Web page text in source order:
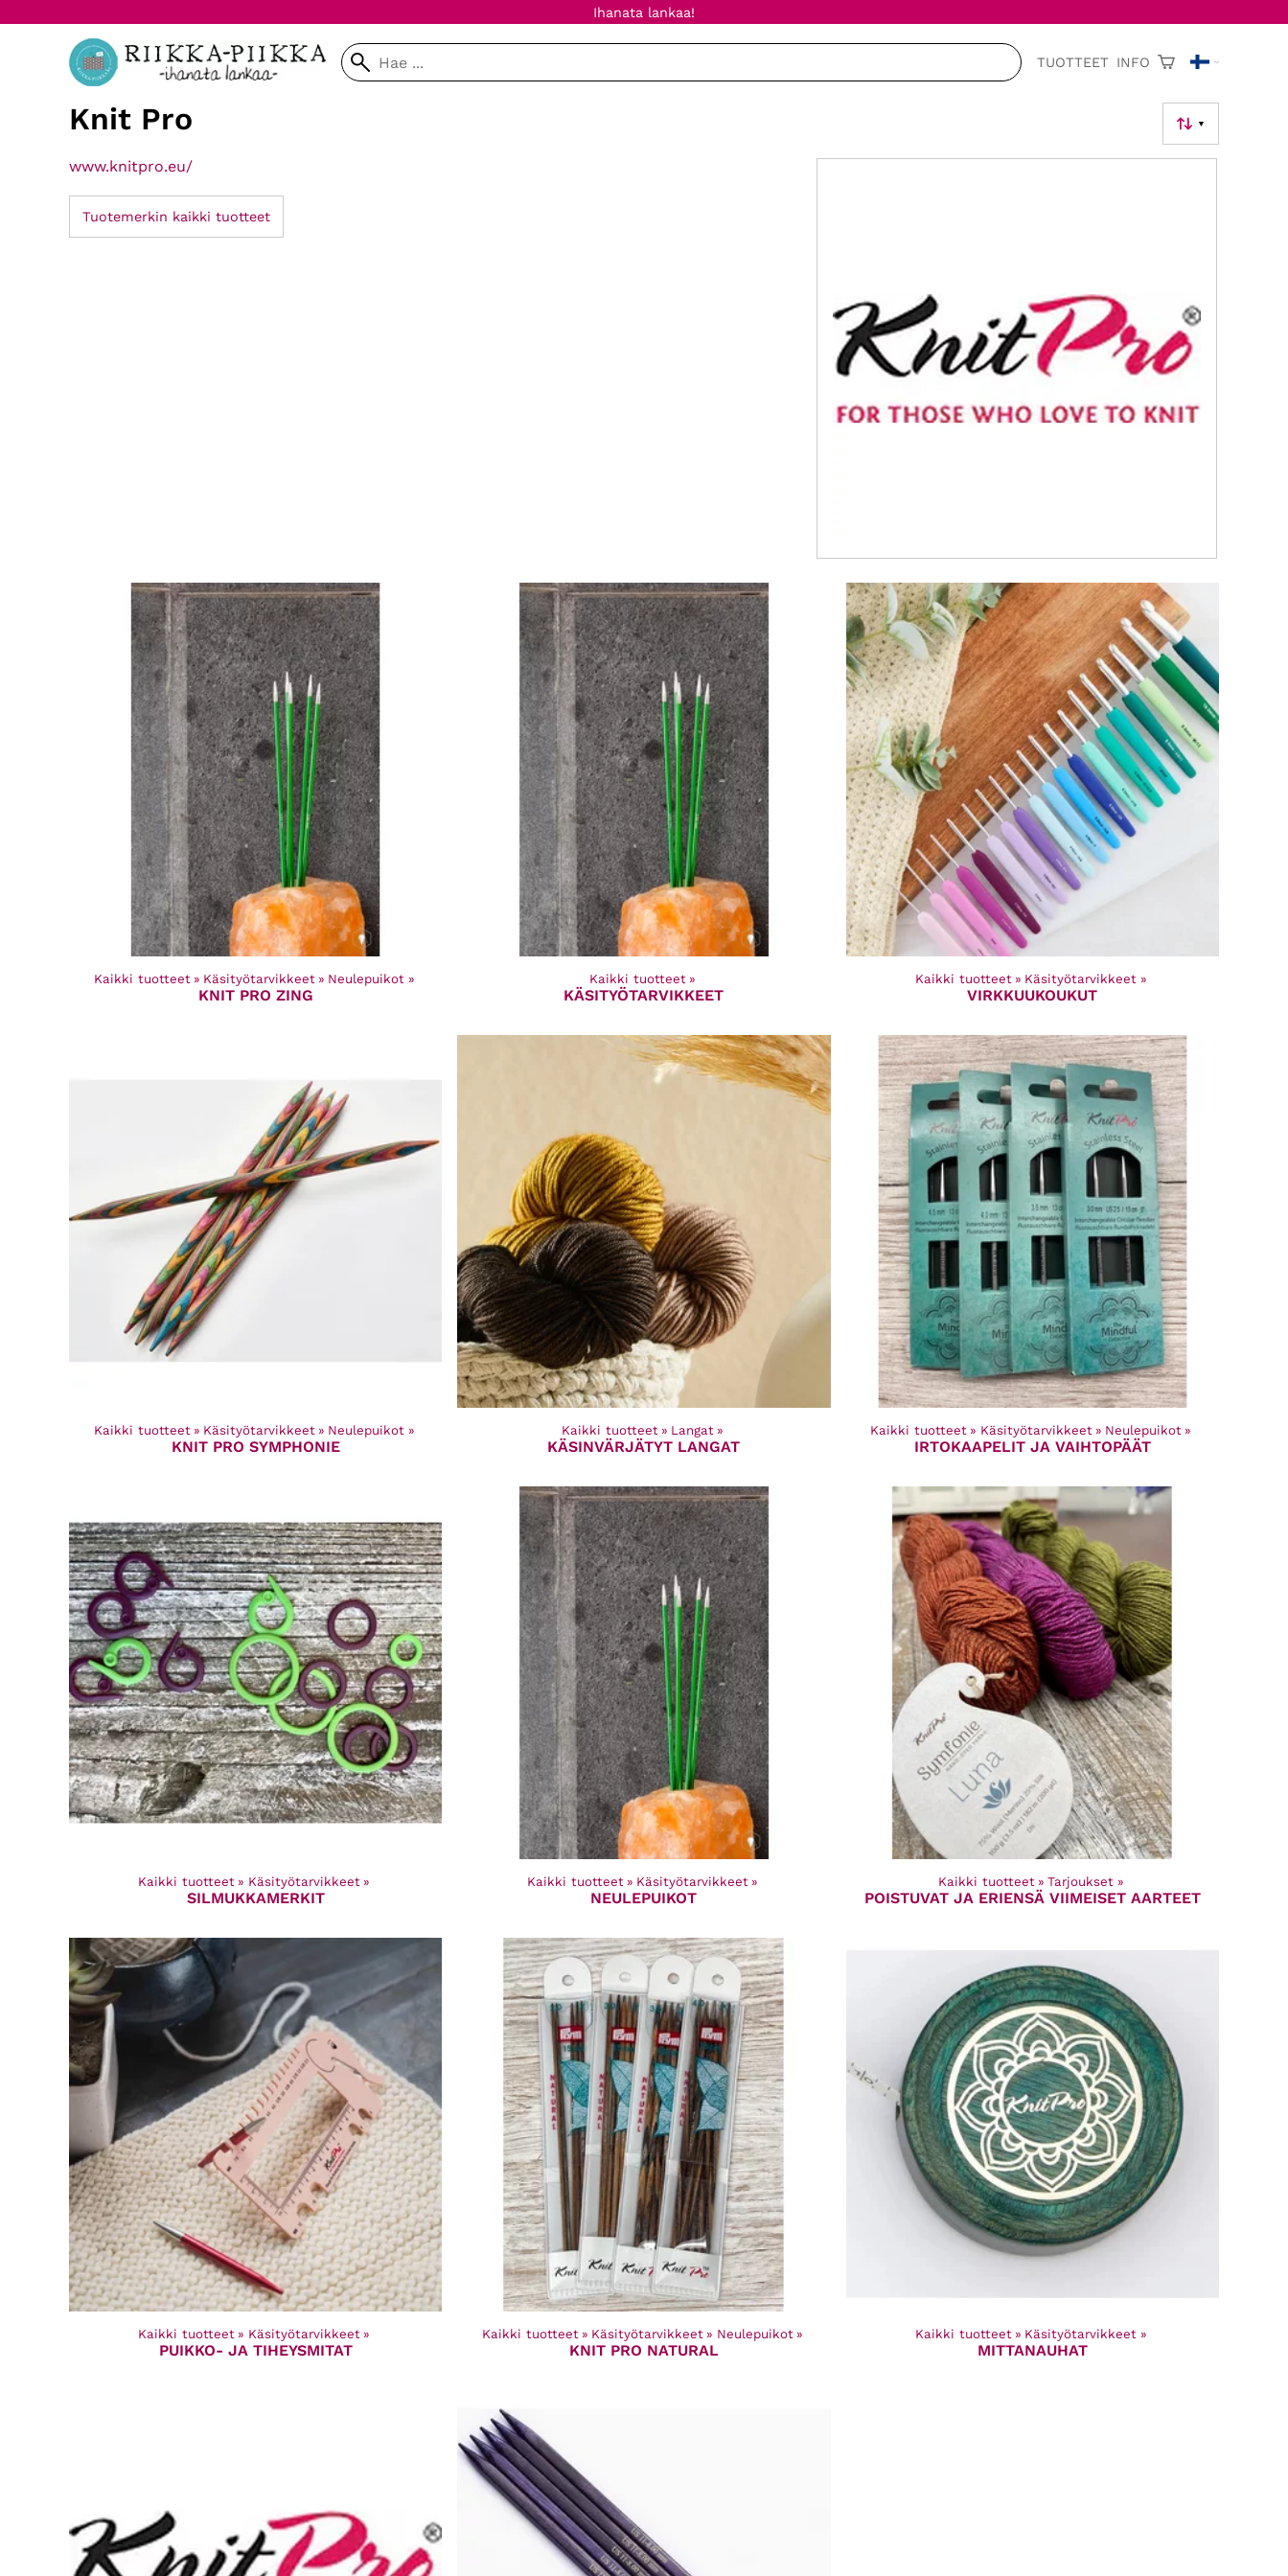
Ihanata lankaa!
TUOTTEET INFO
▼
Knit Pro
www.knitpro.eu/
Tuotemerkin kaikki tuotteet
Kaikki tuotteet ‪» Käsityötarvikkeet ‪» Neulepuikot ‪»
KNIT PRO ZING
Kaikki tuotteet ‪»
KÄSITYÖTARVIKKEET
Kaikki tuotteet ‪» Käsityötarvikkeet ‪»
VIRKKUUKOUKUT
Kaikki tuotteet ‪» Käsityötarvikkeet ‪» Neulepuikot ‪»
KNIT PRO SYMPHONIE
Kaikki tuotteet ‪» Langat ‪»
KÄSINVÄRJÄTYT LANGAT
Kaikki tuotteet ‪» Käsityötarvikkeet ‪» Neulepuikot ‪»
IRTOKAAPELIT JA VAIHTOPÄÄT
Kaikki tuotteet ‪» Käsityötarvikkeet ‪»
SILMUKKAMERKIT
Kaikki tuotteet ‪» Käsityötarvikkeet ‪»
NEULEPUIKOT
Kaikki tuotteet ‪» Tarjoukset ‪»
POISTUVAT JA ERIENSÄ VIIMEISET AARTEET
Kaikki tuotteet ‪» Käsityötarvikkeet ‪»
PUIKKO- JA TIHEYSMITAT
Kaikki tuotteet ‪» Käsityötarvikkeet ‪» Neulepuikot ‪»
KNIT PRO NATURAL
Kaikki tuotteet ‪» Käsityötarvikkeet ‪»
MITTANAUHAT